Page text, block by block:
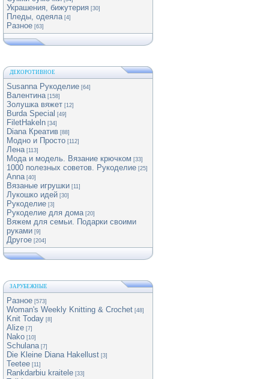
Украшения, бижутерия [30]
Пледы, одеяла [4]
Разное [63]
ДЕКОРОТИВНОЕ
Susanna Рукоделие [64]
Валентина [158]
Золушка вяжет [12]
Burda Special [49]
FiletHakeln [34]
Diana Креатив [88]
Модно и Просто [112]
Лена [113]
Мода и модель. Вязание крючком [33]
1000 полезных советов. Рукоделие [25]
Anna [40]
Вязаные игрушки [11]
Лукошко идей [30]
Рукоделие [3]
Рукоделие для дома [20]
Вяжем для семьи. Подарки своими
руками [9]
Другое [204]
ЗАРУБЕЖНЫЕ
Разное [573]
Woman's Weekly Knitting & Crochet [48]
Knit Today [8]
Alize [7]
Nako [10]
Schulana [7]
Die Kleine Diana Hakellust [3]
Teetee [11]
Rankdarbiu kraitele [33]